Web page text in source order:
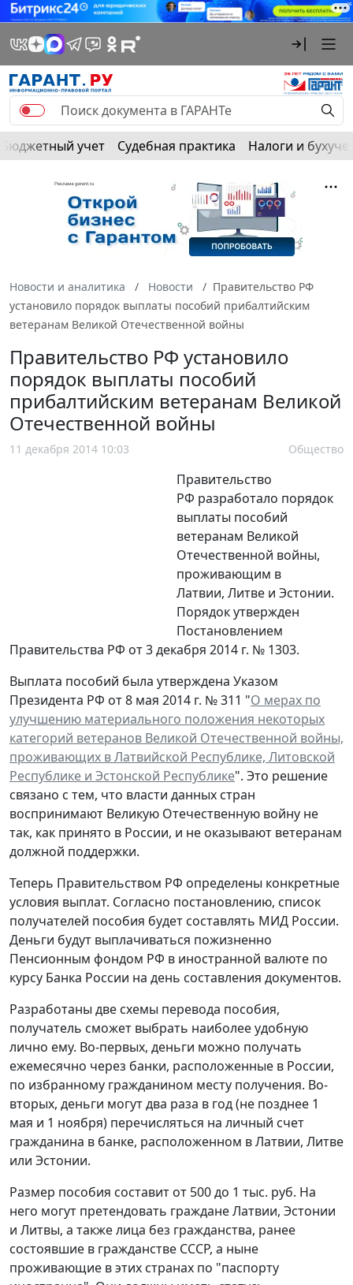
Бюджетный учет Судебная практика Налоги и
Новости и аналитика Новости
Правительство РФ
установило порядок выплаты пособий прибалтийским
ветеранам Великой Отечественной войны
Правительство РФ установило
порядок выплаты пособий
прибалтийским ветеранам Великой
Отечественной войны
11 декабря 2014 10:03 Общество
Правительство
РФ разработало порядок
выплаты пособий
ветеранам Великой
Отечественной войны,
проживающим в
Латвии, Литве и Эстонии.
Порядок утвержден
Постановлением
Правительства РФ от 3 декабря 2014 г. № 1303.
Выплата пособий была утверждена Указом
Президента РФ от 8 мая 2014 г. № 311 "О мерах по
улучшению материального положения некоторых
категорий ветеранов Великой Отечественной войны,
проживающих в Латвийской Республике, Литовской
Республике и Эстонской Республике". Это решение
связано с тем, что власти данных стран
воспринимают Великую Отечественную войну не
так, как принято в России, и не оказывают ветеранам
должной поддержки.
Теперь Правительством РФ определены конкретные
условия выплат. Согласно постановлению, список
получателей пособия будет составлять МИД России.
Деньги будут выплачиваться пожизненно
Пенсионным фондом РФ в иностранной валюте по
курсу Банка России на день составления документов.
Разработаны две схемы перевода пособия,
получатель сможет выбрать наиболее удобную
лично ему. Во-первых, деньги можно получать
ежемесячно через банки, расположенные в России,
по избранному гражданином месту получения. Во-
вторых, деньги могут два раза в год (не позднее 1
мая и 1 ноября) перечисляться на личный счет
гражданина в банке, расположенном в Латвии, Литве
или Эстонии.
Размер пособия составит от 500 до 1 тыс. руб. На
него могут претендовать граждане Латвии, Эстонии
и Литвы, а также лица без гражданства, ранее
состоявшие в гражданстве СССР, а ныне
проживающие в этих странах по "паспорту